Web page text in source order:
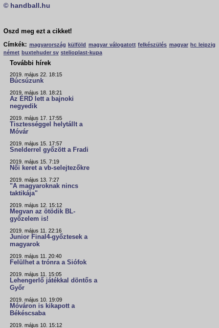
© handball.hu
Oszd meg ezt a cikket!
Címkék: magyarország külföld magyar válogatott felkészülés magyar hc leipzig
német buxtehuder sv stelioplast-kupa
További hírek
2019. május 22. 18:15
Búcsúzunk
2019. május 18. 18:21
Az ÉRD lett a bajnoki
negyedik
2019. május 17. 17:55
Tisztességgel helytállt a
Móvár
2019. május 15. 17:57
Snelderrel győzött a Fradi
2019. május 15. 7:19
Női keret a vb-selejtezőkre
2019. május 13. 7:27
"A magyaroknak nincs
taktikája"
2019. május 12. 15:12
Megvan az ötödik BL-
győzelem is!
2019. május 11. 22:16
Junior Final4-győztesek a
magyarok
2019. május 11. 20:40
Felülhet a trónra a Siófok
2019. május 11. 15:05
Lehengerlő játékkal döntős a
Győr
2019. május 10. 19:09
Móváron is kikapott a
Békéscsaba
2019. május 10. 15:12